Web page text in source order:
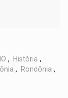
, História ,
, Rondônia ,